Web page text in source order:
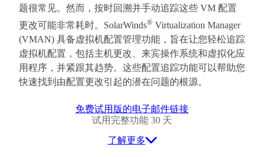
题很常见。然而，按时回溯并手动追踪这些 VM 配置
更改可能非常耗时。SolarWinds® Virtualization Manager
(VMAN) 具备虚拟机配置管理功能，旨在让您轻松追踪
虚拟机配置，包括主机更改、来宾操作系统和虚拟化应
用程序，并紧跟其趋势。这些配置追踪功能可以帮助您
快速找到由配置更改引起的潜在问题的根源。
免费试用版的电子邮件链接
试用完整功能 30 天
了解更多